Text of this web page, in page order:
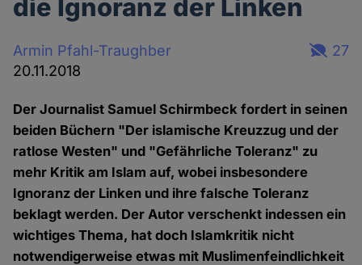
die Ignoranz der Linken
Armin Pfahl-Traughber
20.11.2018
27
Der Journalist Samuel Schirmbeck fordert in seinen
beiden Büchern "Der islamische Kreuzzug und der
ratlose Westen" und "Gefährliche Toleranz" zu
mehr Kritik am Islam auf, wobei insbesondere
Ignoranz der Linken und ihre falsche Toleranz
beklagt werden. Der Autor verschenkt indessen ein
wichtiges Thema, hat doch Islamkritik nicht
notwendigerweise etwas mit Muslimenfeindlichkeit